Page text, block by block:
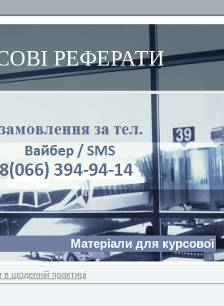
РЕФЕРАТИ
Матеріали для курсової
в щоденній практиці